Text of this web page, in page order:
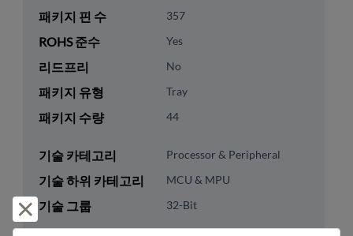
패키지 핀 수 357
ROHS 준수 Yes
리드프리 No
패키지 유형 Tray
패키지 수량 44
기술 카테고리 Processor & Peripheral
기술 하위 카테고리 MCU & MPU
기술 그룹 32-Bit
거부 및 닫기